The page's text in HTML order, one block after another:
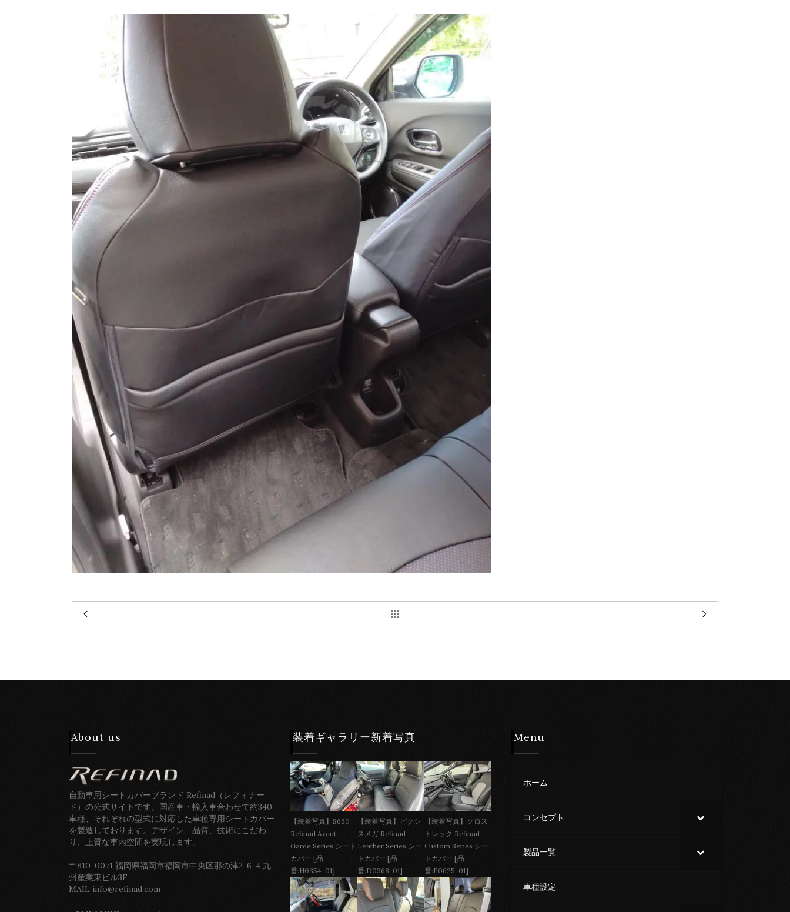
About us
自動車用シートカバーブランド Refinad（レフィナー
ド）の公式サイトです。国産車・輸入車合わせて約340
車種、それぞれの型式に対応した車種専用シートカバー
を製造しております。デザイン、品質、技術にこだわ
り、上質な車内空間を実現します。
〒810-0071 福岡県福岡市福岡市中央区那の津2-6-4 九
州産業東ビル3F
MAIL info@refinad.com
装着ギャラリー新着写真
【装着写真】S660
Refinad Avant-
Garde Series シート
カバー [品
番:H0354-01]
【装着写真】ピクシ
スメガ Refinad
Leather Series シー
トカバー [品
番:D0368-01]
【装着写真】クロス
トレック Refinad
Custom Series シー
トカバー [品
番:F0625-01]
Menu
ホーム
コンセプト
製品一覧
車種設定